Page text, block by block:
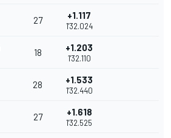
27 +1.117
1'32.024
18 +1.203
1'32.110
28 +1.533
1'32.440
27 +1.618
1'32.525